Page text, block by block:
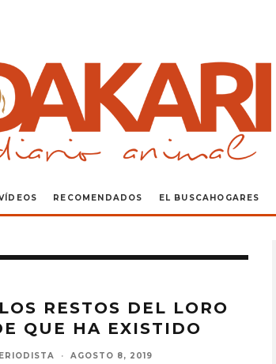
RECOMENDADOS EL BUSCAHOGARES
RESTOS DEL LORO
QUE HA EXISTIDO
· AGOSTO 8, 2019